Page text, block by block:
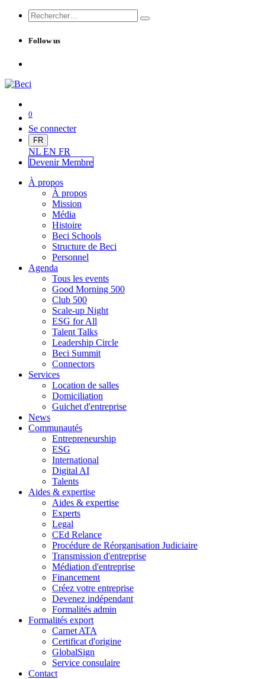
Follow us
0
Se connecter
FR
NL EN FR
Devenir Membre
À propos
À propos
Mission
Média
Histoire
Beci Schools
Structure de Beci
Personnel
Agenda
Tous les events
Good Morning 500
Club 500
Scale-up Night
ESG for All
Talent Talks
Leadership Circle
Beci Summit
Connectors
Services
Location de salles
Domiciliation
Guichet d'entreprise
News
Communautés
Entrepreneurship
ESG
International
Digital AI
Talents
Aides & expertise
Aides & expertise
Experts
Legal
CEd Relance
Procédure de Réorganisation Judiciaire
Transmission d'entreprise
Médiation d'entreprise
Financement
Créez votre entreprise
Devenez indépendant
Formalités admin
Formalités export
Carnet ATA
Certificat d'origine
GlobalSign
Service consulaire
Contact